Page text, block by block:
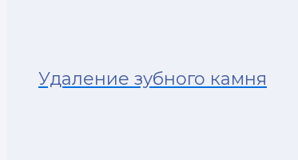
Удаление зубного камня